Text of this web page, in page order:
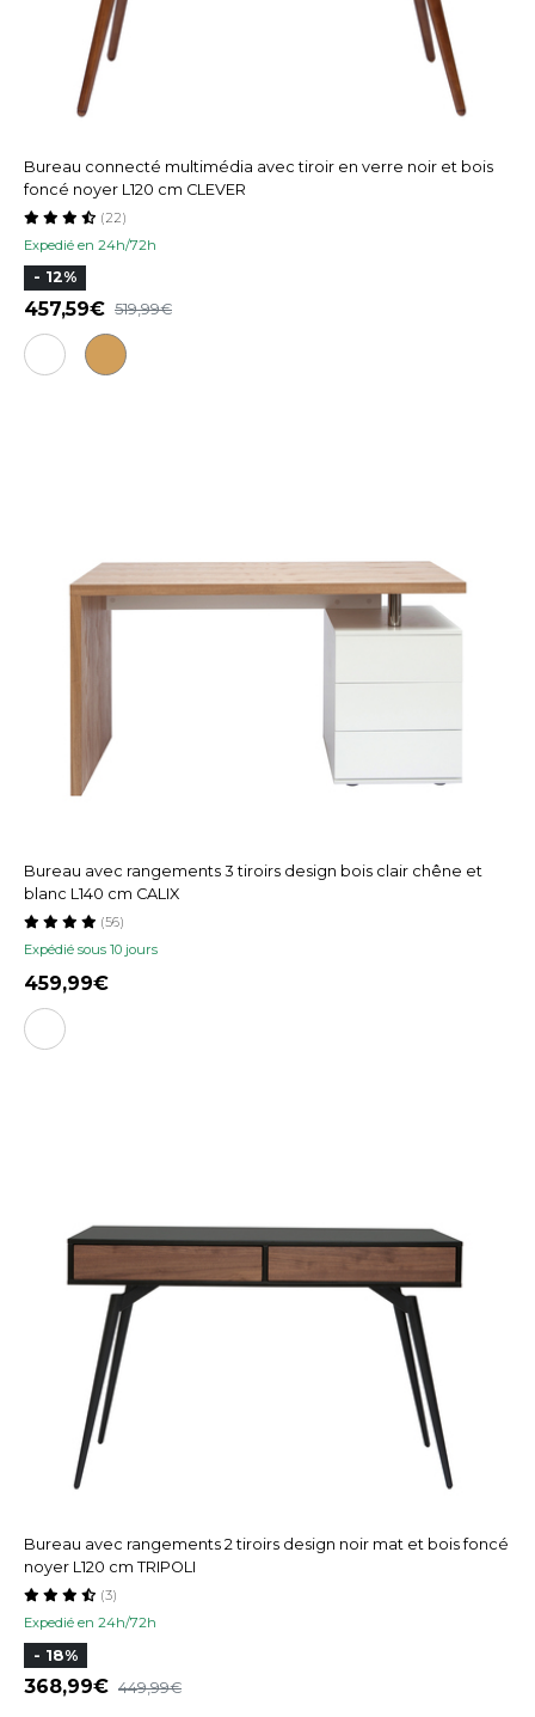
Bureau connecté multimédia avec tiroir en verre noir et bois
foncé noyer L120 cm CLEVER
Expedié en 24h/72h
(22)
- 12%
457,59 519,99
Bureau avec rangements 3 tiroirs design bois clair chêne et
blanc L140 cm CALIX
Expédié sous 10 jours
(56)
459,99
Bureau avec rangements 2 tiroirs design noir mat et bois foncé
noyer L120 cm TRIPOLI
Expedié en 24h/72h
(3)
- 18%
368,99 449,99